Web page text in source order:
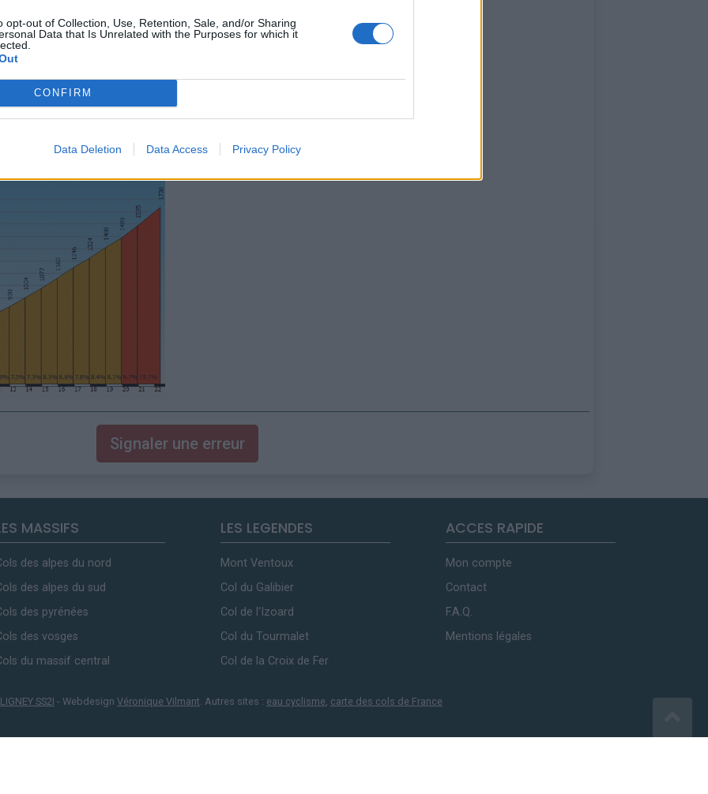
opt-out of Collection, Use, Retention, Sale, and/or Sharing
Data that Is Unrelated with the Purposes for which it
CONFIRM
Data Deletion Data Access Privacy Policy
Signaler une erreur
MASSIFS
des alpes du nord
des alpes du sud
des pyrénées
des vosges
du massif central
LES LEGENDES
Mont Ventoux
Col du Galibier
Col de l'Izoard
Col du Tourmalet
Col de la Croix de Fer
ACCES RAPIDE
Mon compte
Contact
F.A.Q.
Mentions légales
LIGNEY SS2I - Webdesign Véronique Vilmant . Autres sites : eau cyclisme carte des cols de France